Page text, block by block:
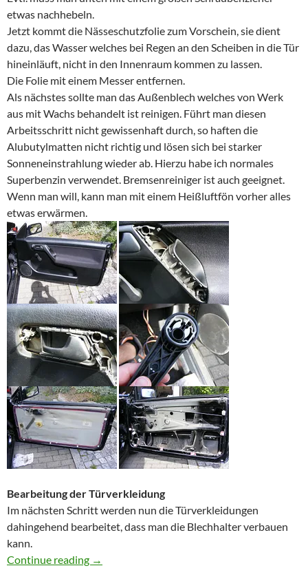
etwas nachhebeln.
Jetzt kommt die Nässeschutzfolie zum Vorschein, sie dient
dazu, das Wasser welches bei Regen an den Scheiben in die Tür
hineinläuft, nicht in den Innenraum kommen zu lassen.
Die Folie mit einem Messer entfernen.
Als nächstes sollte man das Außenblech welches von Werk
aus mit Wachs behandelt ist reinigen. Führt man diesen
Arbeitsschritt nicht gewissenhaft durch, so haften die
Alubutylmatten nicht richtig und lösen sich bei starker
Sonneneinstrahlung wieder ab. Hierzu habe ich normales
Superbenzin verwendet. Bremsenreiniger ist auch geeignet.
Wenn man will, kann man mit einem Heißluftfön vorher alles
etwas erwärmen.
Bearbeitung der Türverkleidung
Im nächsten Schritt werden nun die Türverkleidungen
dahingehend bearbeitet, dass man die Blechhalter verbauen
kann.
Continue reading Türdämmung beim Golf 3 Cabrio mit
→